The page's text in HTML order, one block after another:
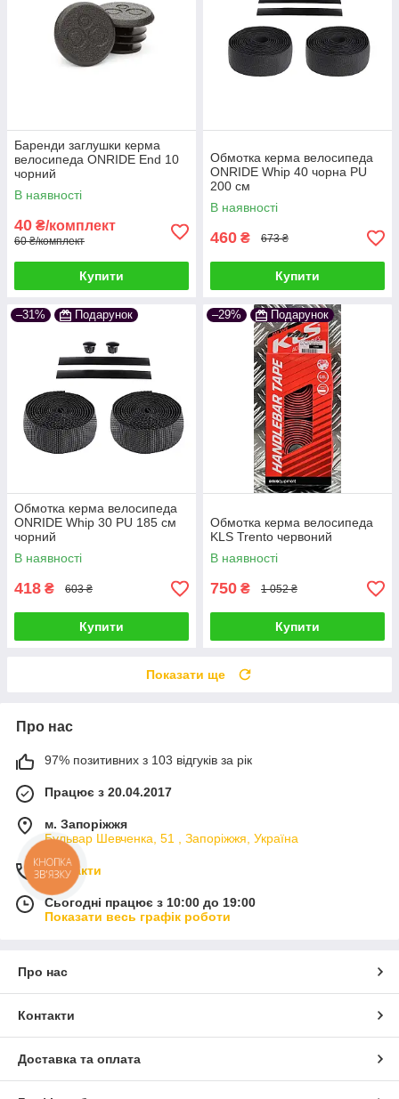
Баренди заглушки керма
велосипеда ONRIDE End 10
чорний
В наявності
40 ₴/комплект
60 ₴/комплект
Купити
Обмотка керма велосипеда
ONRIDE Whip 40 чорна PU
200 см
В наявності
460 ₴ 673 ₴
Купити
–31% Подарунок
Обмотка керма велосипеда
ONRIDE Whip 30 PU 185 см
чорний
В наявності
418 ₴ 603 ₴
Купити
–29% Подарунок
Обмотка керма велосипеда
KLS Trento червоний
В наявності
750 ₴ 1 052 ₴
Купити
Показати ще
Про нас
97% позитивних з 103 відгуків за рік
Працює з 20.04.2017
м. Запоріжжя
Бульвар Шевченка, 51 , Запоріжжя, Україна
Контакти
Сьогодні працює з 10:00 до 19:00
Показати весь графік роботи
Про нас
Контакти
Доставка та оплата
КНОПКА
ЗВ'ЯЗКУ